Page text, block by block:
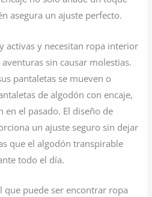
asegura un ajuste perfecto.
activas y necesitan ropa interior
sin causar molestias.
pantaletas se mueven o
de algodón con encaje,
en el pasado. El diseño de
un ajuste seguro sin dejar
que el algodón transpirable
todo el día.
que puede ser encontrar ropa